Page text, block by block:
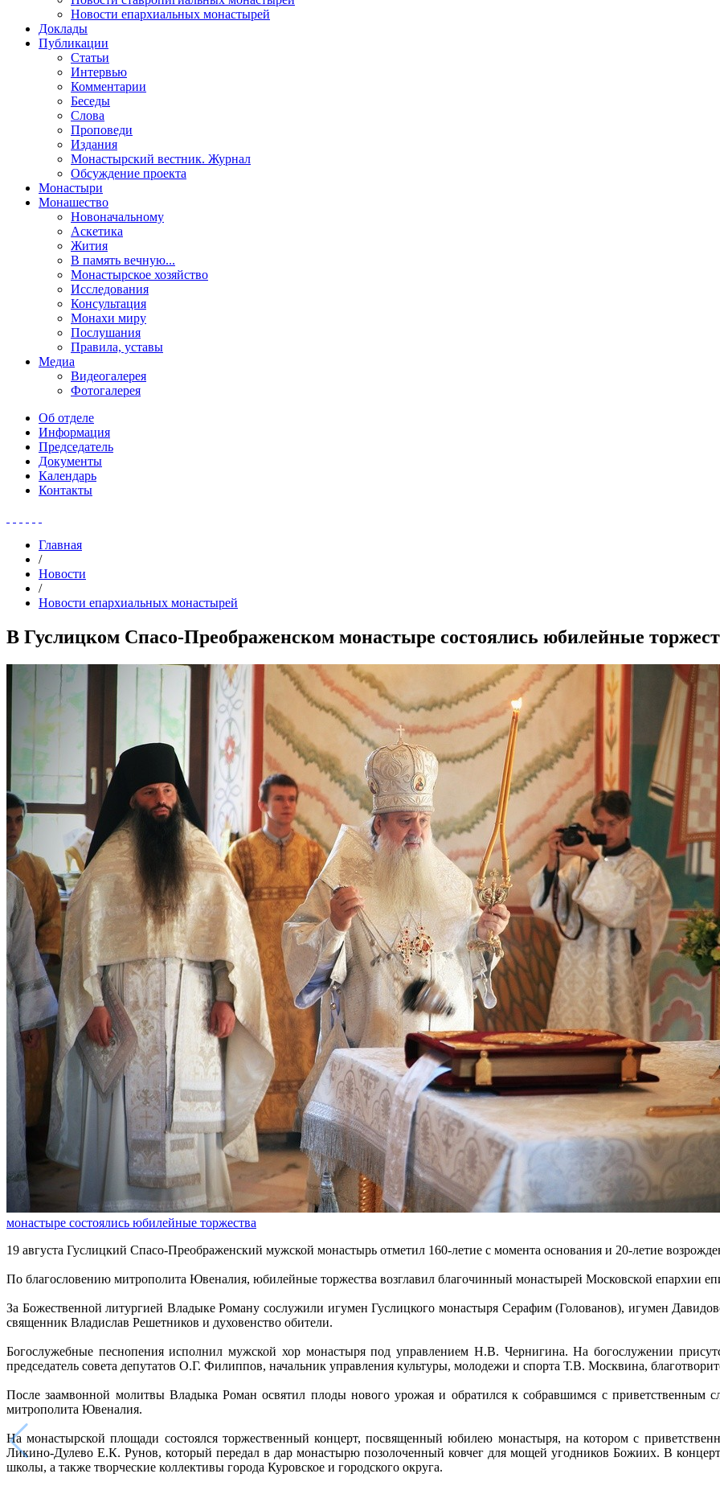
Новости епархиальных монастырей
Доклады
Публикации
Статьи
Интервью
Комментарии
Беседы
Слова
Проповеди
Издания
Монастырский вестник. Журнал
Обсуждение проекта
Монастыри
Монашество
Новоначальному
Аскетика
Жития
В память вечную...
Монастырское хозяйство
Исследования
Консультация
Монахи миру
Послушания
Правила, уставы
Медиа
Видеогалерея
Фотогалерея
Об отделе
Информация
Председатель
Документы
Календарь
Контакты
Главная
/
Новости
/
Новости епархиальных монастырей
В Гуслицком Спасо-Преображенском монастыре состоялись юбилейные
монастыре состоялись юбилейные торжества
19 августа Гуслицкий Спасо-Преображенский мужской монастырь отметил 160-летие с момента основания и 20-летие
По благословению митрополита Ювеналия, юбилейные торжества возглавил благочинный монастырей Московской епархии
За Божественной литургией Владыке Роману сослужили игумен Гуслицкого монастыря Серафим (Голованов), игумен
священник Владислав Решетников и духовенство обители.
Богослужебные песнопения исполнил мужской хор монастыря под управлением Н.В. Чернигина. На богослужении
председатель совета депутатов О.Г. Филиппов, начальник управления культуры, молодежи и спорта Т.В. Москвина,
После заамвонной молитвы Владыка Роман освятил плоды нового урожая и обратился к собравшимся с приветственным
митрополита Ювеналия.
На монастырской площади состоялся торжественный концерт, посвященный юбилею монастыря, на котором с
Ликино-Дулево Е.К. Рунов, который передал в дар монастырю позолоченный ковчег для мощей угодников Божиих. В
школы, а также творческие коллективы города Куровское и городского округа.